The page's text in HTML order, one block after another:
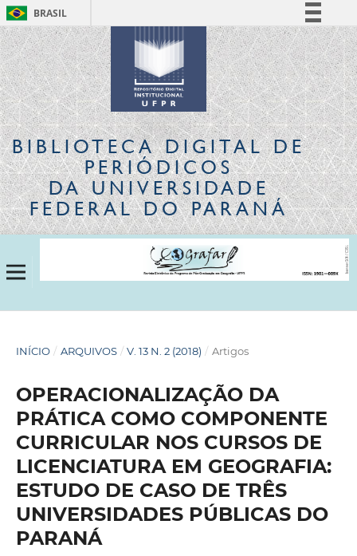
BRASIL
Simplifique!
Comunica BR
Participe
Acesso à informação
Legislação
Canais
BIBLIOTECA DIGITALDE
PERIÓDICOS
DA UNIVERSIDADE
FEDERAL DO PARANÁ
INÍCIO / ARQUIVOS / V. 13 N. 2 (2018) / Artigos
OPERACIONALIZAÇÃO DA
PRÁTICA COMO COMPONENTE
CURRICULAR NOS CURSOS DE
LICENCIATURA EM GEOGRAFIA:
ESTUDO DE CASO DE TRÊS
UNIVERSIDADES PÚBLICAS DO
PARANÁ